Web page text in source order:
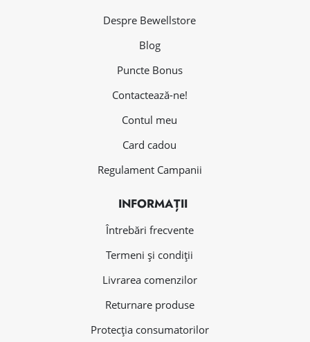
Despre Bewellstore
Blog
Puncte Bonus
Contactează-ne!
Contul meu
Card cadou
Regulament Campanii
INFORMAȚII
Întrebări frecvente
Termeni și condiții
Livrarea comenzilor
Returnare produse
Protecția consumatorilor